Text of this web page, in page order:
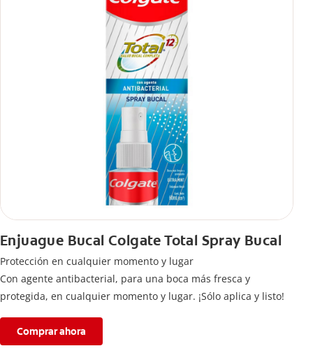
Enjuague Bucal Colgate Total Spray Bucal
Protección en cualquier momento y lugar
Con agente antibacterial, para una boca más fresca y
protegida, en cualquier momento y lugar. ¡Sólo aplica y listo!
Comprar ahora